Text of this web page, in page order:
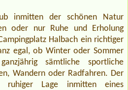
inmitten der schönen Natur
oder nur Ruhe und Erholung
Halbach ein richtiger
egal, ob Winter oder Sommer
sämtliche sportliche
Wandern oder Radfahren. Der
ruhiger Lage inmitten eines